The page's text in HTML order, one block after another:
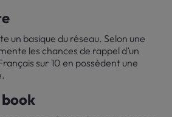
un basique du réseau. Selon une
les chances de rappel d’un
sur 10 en possèdent une